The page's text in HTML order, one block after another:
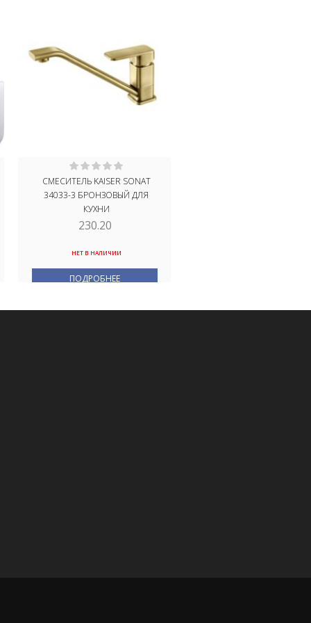
СМЕСИТЕЛЬ KAISER SONAT
34033-3 БРОНЗОВЫЙ ДЛЯ
КУХНИ
230.20
НЕТ В НАЛИЧИИ
ПОДРОБНЕЕ